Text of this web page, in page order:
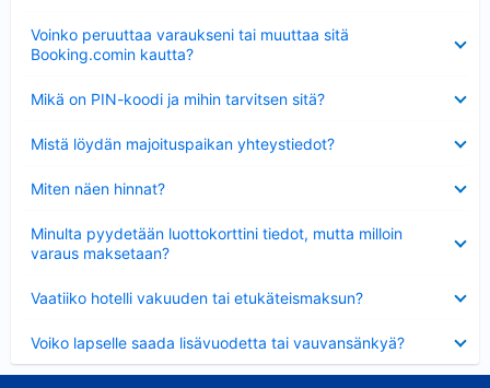
Voinko peruuttaa varaukseni tai muuttaa sitä
Booking.comin kautta?
Mikä on PIN-koodi ja mihin tarvitsen sitä?
Mistä löydän majoituspaikan yhteystiedot?
Miten näen hinnat?
Minulta pyydetään luottokorttini tiedot, mutta milloin
varaus maksetaan?
Vaatiiko hotelli vakuuden tai etukäteismaksun?
Voiko lapselle saada lisävuodetta tai vauvansänkyä?